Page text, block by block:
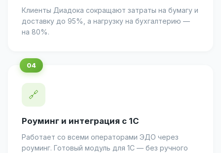
Клиенты Диадока сокращают затраты на бумагу и
доставку до 95%, а нагрузку на бухгалтерию —
на 80%.
🔗
Роуминг и интеграция с 1С
Работает со всеми операторами ЭДО через
роуминг. Готовый модуль для 1С — без ручного